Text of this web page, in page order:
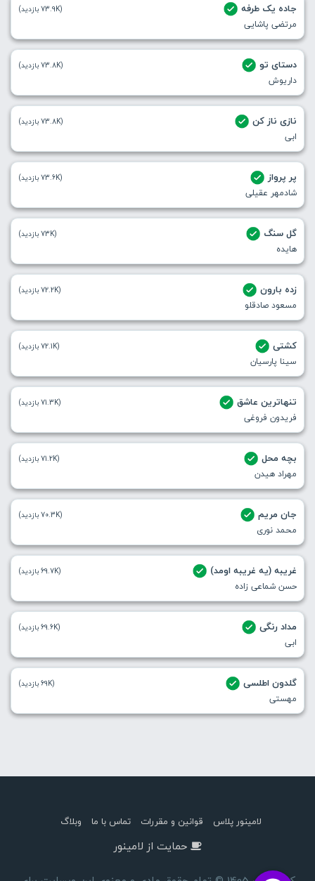
جاده یک طرفه
مرتضی پاشایی
(73.9K بازدید)
دستای تو
داریوش
(73.8K بازدید)
نازی ناز کن
ابی
(73.8K بازدید)
پر پرواز
شادمهر عقیلی
(73.6K بازدید)
گل سنگ
هایده
(73K بازدید)
زده بارون
مسعود صادقلو
(72.2K بازدید)
کشتی
سینا پارسیان
(72.1K بازدید)
تنهاترین عاشق
فریدون فروغی
(71.3K بازدید)
بچه محل
مهراد هیدن
(71.2K بازدید)
جان مریم
محمد نوری
(70.3K بازدید)
غریبه (یه غریبه اومد)
حسن شماعی زاده
(69.7K بازدید)
مداد رنگی
ابی
(69.6K بازدید)
گلدون اطلسی
مهستی
(69K بازدید)
لامینور پلاس قوانین و مقررات تماس با ما وبلاگ
حمایت از لامینور